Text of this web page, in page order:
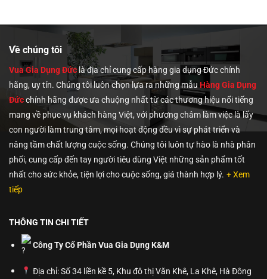
Về chúng tôi
Vua Gia Dụng Đứclà địa chỉ cung cấp hàng gia dụng Đức chính
hãng, uy tín. Chúng tôiluôn chọn lựa ra những mẫuHàng Gia Dụng
Đứcchính hãng được ưa chuộng nhất từ các thương hiệu nổi tiếng
mang về phục vụ khách hàng Việt, với phương châm làm việc là lấy
con người làm trung tâm, mọi hoạt động đều vì sự phát triển và
nâng tầm chất lượng cuộc sống. Chúng tôi luôn tự hào là nhà phân
phối, cung cấp đến tay người tiêu dùng Việt những sản phẩm tốt
nhất cho sức khỏe, tiện lợi cho cuộc sống, giá thành hợp lý. + Xem
tiếp
THÔNG TIN CHI TIẾT
Công Ty Cổ Phần Vua Gia Dụng K&M
Địa chỉ: Số 34 liền kề 5, Khu đô thị Văn Khê, La Khê, Hà Đông